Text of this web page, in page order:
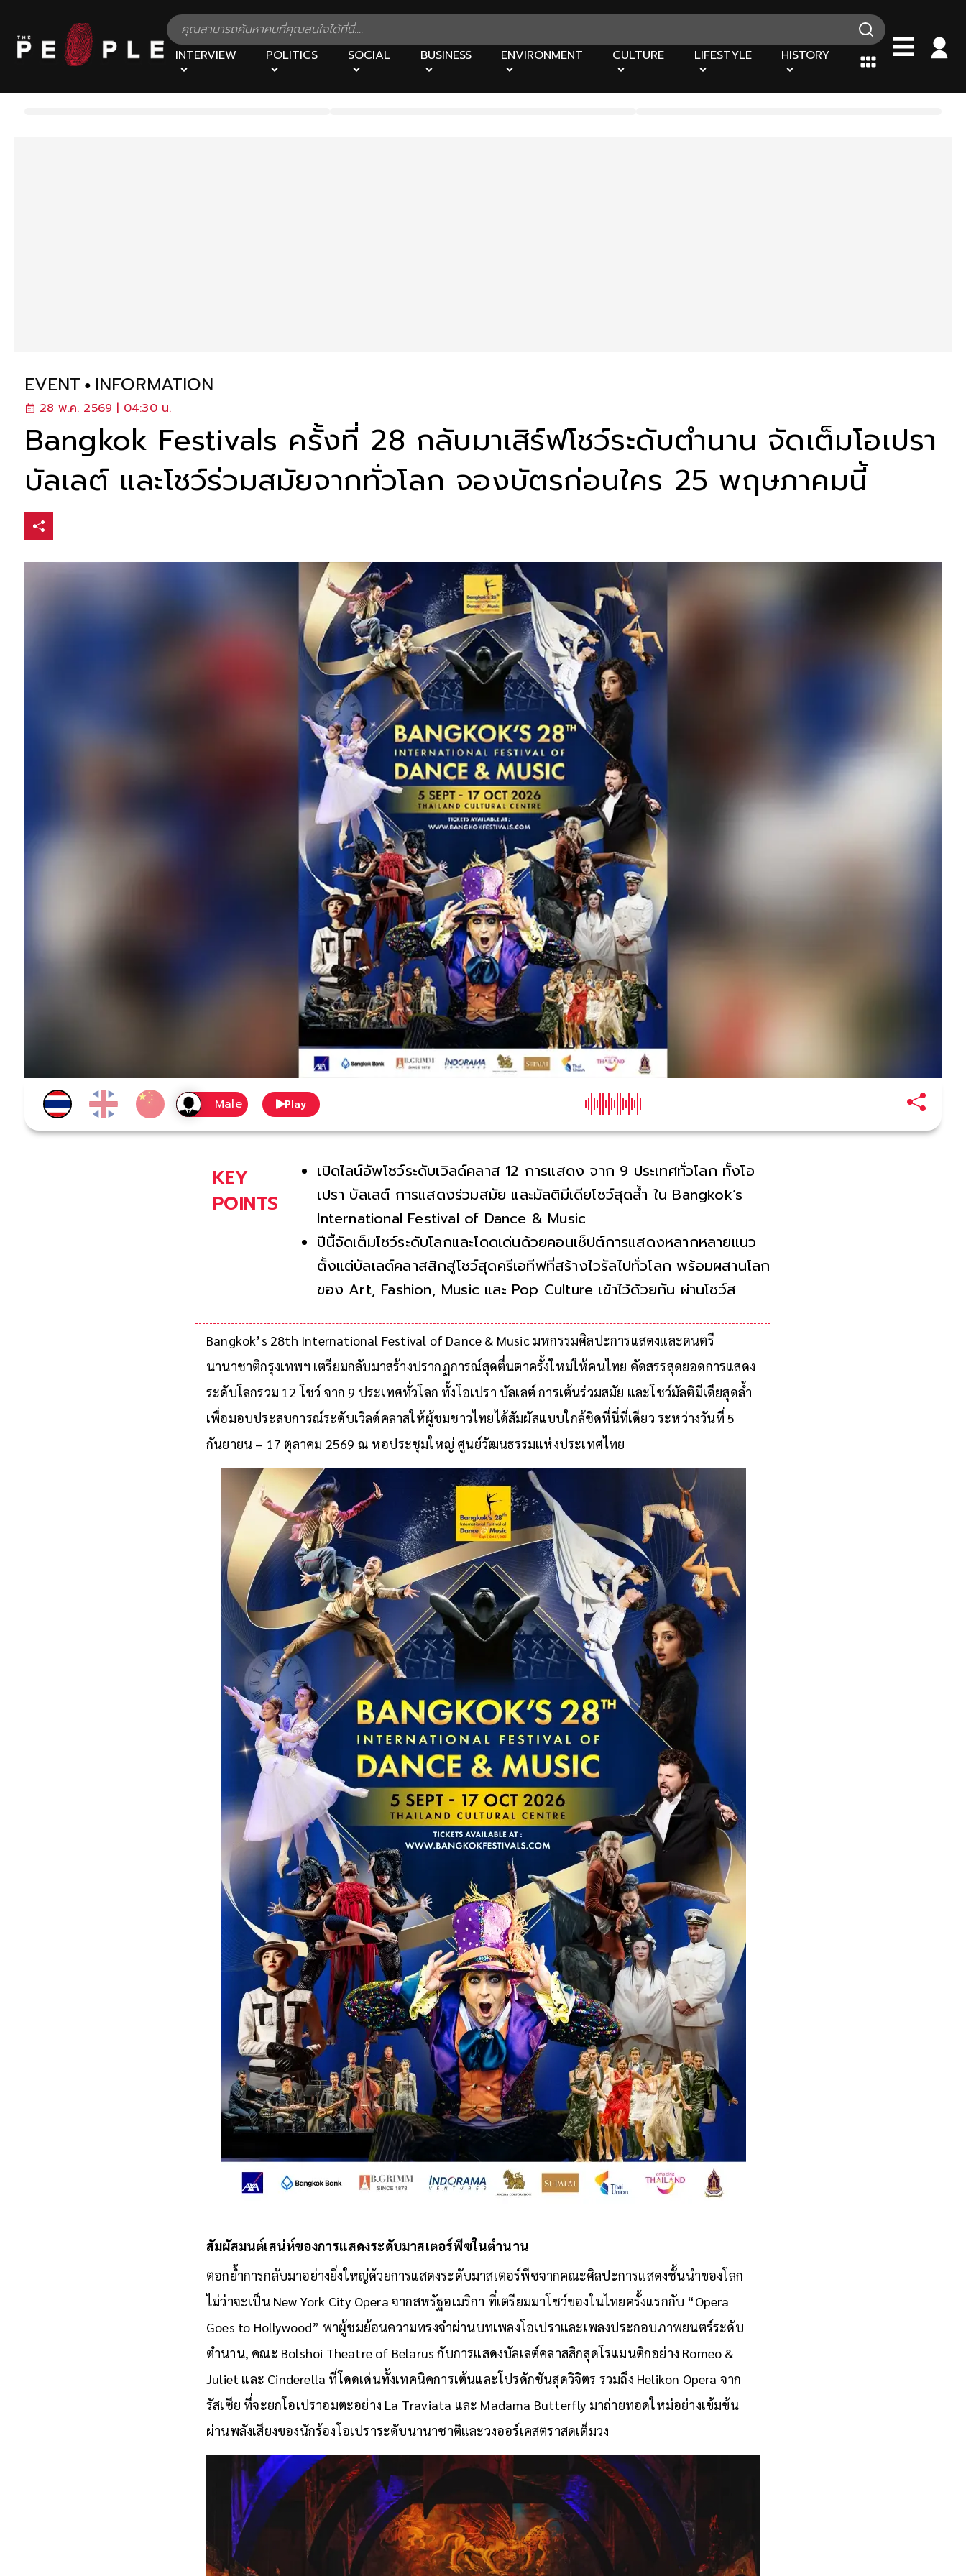
INTERVIEW POLITICS SOCIAL BUSINESS ENVIRONMENT CULTURE LIFESTYLE HISTORY
EVENT INFORMATION
28 พ.ค. 2569 | 04:30 น.
Bangkok Festivals ครั้งที่ 28 กลับมาเสิร์ฟโชว์ระดับตำนาน จัดเต็มโอเปรา
บัลเลต์ และโชว์ร่วมสมัยจากทั่วโลก จองบัตรก่อนใคร 25 พฤษภาคมนี้
Play
KEY
POINTS
เปิดไลน์อัพโชว์ระดับเวิลด์คลาส 12 การแสดง จาก 9 ประเทศทั่วโลก ทั้งโอ
เปรา บัลเลต์ การแสดงร่วมสมัย และมัลติมีเดียโชว์สุดล้ำ ใน Bangkok’s
International Festival of Dance & Music
ปีนี้จัดเต็มโชว์ระดับโลกและโดดเด่นด้วยคอนเซ็ปต์การแสดงหลากหลายแนว
ตั้งแต่บัลเลต์คลาสสิกสู่โชว์สุดครีเอทีฟที่สร้างไวรัลไปทั่วโลก พร้อมผสานโลก
ของ Art, Fashion, Music และ Pop Culture เข้าไว้ด้วยกัน ผ่านโชว์สุดยิ่ง
Belarus โช
Bangkok’s 28th International Festival of Dance & Music มหกรรมศิลปะการแสดงและดนตรี
นานาชาติกรุงเทพฯ เตรียมกลับมาสร้างปรากฏการณ์สุดตื่นตาครั้งใหม่ให้คนไทย คัดสรรสุดยอดการแสดง
ระดับโลกรวม 12 โชว์ จาก 9 ประเทศทั่วโลก ทั้งโอเปรา บัลเลต์ การเต้นร่วมสมัย และโชว์มัลติมีเดียสุดล้ำ
เพื่อมอบประสบการณ์ระดับเวิลด์คลาสให้ผู้ชมชาวไทยได้สัมผัสแบบใกล้ชิดที่นี่ที่เดียว ระหว่างวันที่ 5
กันยายน – 17 ตุลาคม 2569 ณ หอประชุมใหญ่ ศูนย์วัฒนธรรมแห่งประเทศไทย
สัมผัสมนต์เสน่ห์ของการแสดงระดับมาสเตอร์พีซในตำนาน
ตอกย้ำการกลับมาอย่างยิ่งใหญ่ด้วยการแสดงระดับมาสเตอร์พีซจากคณะศิลปะการแสดงชั้นนำของโลก
ไม่ว่าจะเป็น New York City Opera จากสหรัฐอเมริกา ที่เตรียมมาโชว์ของในไทยครั้งแรกกับ “Opera
Goes to Hollywood” พาผู้ชมย้อนความทรงจำผ่านบทเพลงโอเปราและเพลงประกอบภาพยนตร์ระดับ
ตำนาน, คณะ Bolshoi Theatre of Belarus กับการแสดงบัลเลต์คลาสสิกสุดโรแมนติกอย่าง Romeo &
Juliet และ Cinderella ที่โดดเด่นทั้งเทคนิคการเต้นและโปรดักชันสุดวิจิตร รวมถึง Helikon Opera จาก
รัสเซีย ที่จะยกโอเปราอมตะอย่าง La Traviata และ Madama Butterfly มาถ่ายทอดใหม่อย่างเข้มข้น
ผ่านพลังเสียงของนักร้องโอเปราระดับนานาชาติและวงออร์เคสตราสดเต็มวง